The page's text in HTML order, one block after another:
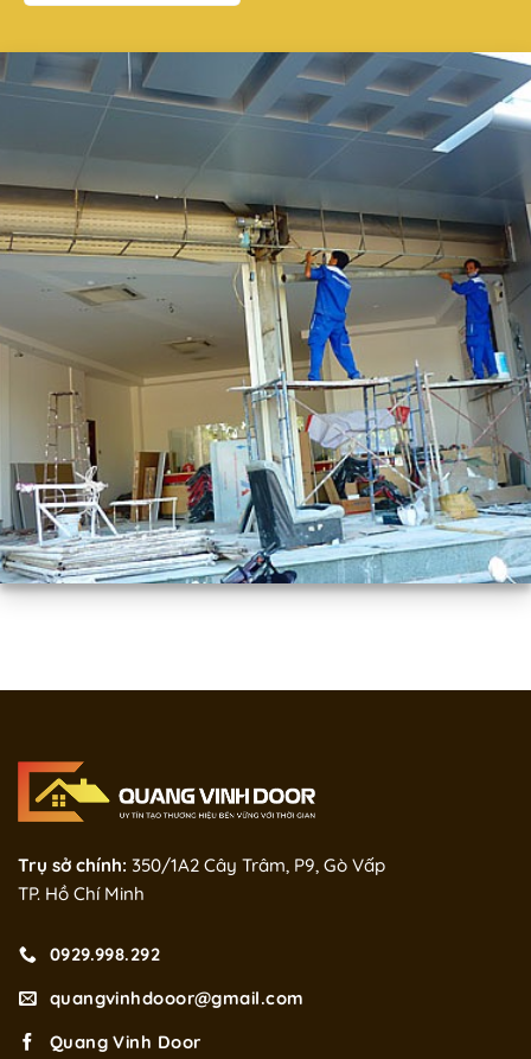
Trụ sở chính: 350/1A2 Cây Trâm, P9, Gò Vấp
TP. Hồ Chí Minh
0929.998.292
quangvinhdooor@gmail.com
Quang Vinh Door